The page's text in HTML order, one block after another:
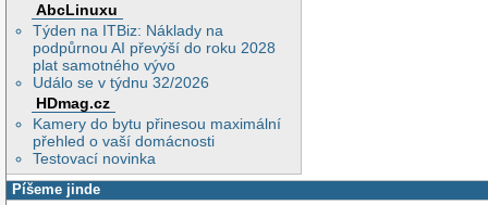
AbcLinuxu
Týden na ITBiz: Náklady na
podpůrnou AI převýší do roku 2028
plat samotného vývo
Událo se v týdnu 32/2026
HDmag.cz
Kamery do bytu přinesou maximální
přehled o vaší domácnosti
Testovací novinka
Píšeme jinde